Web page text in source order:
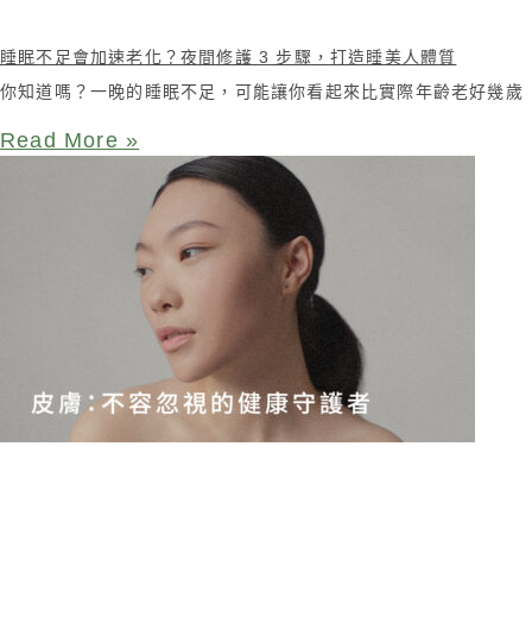
睡眠不足會加速老化？夜間修護 3 步驟，打造睡美人體質
你知道嗎？一晚的睡眠不足，可能讓你看起來比實際年齡老好幾歲
Read More »